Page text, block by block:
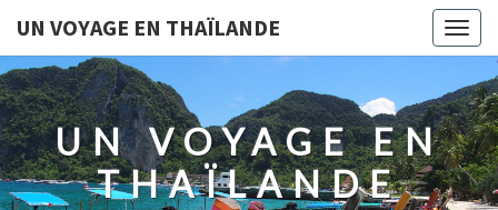
UN VOYAGE EN THAÏLANDE
UN VOYAGE EN
THAÏLANDE